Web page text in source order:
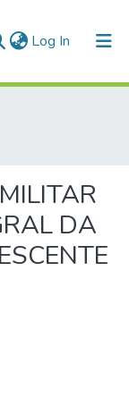
Log In (current)
DA